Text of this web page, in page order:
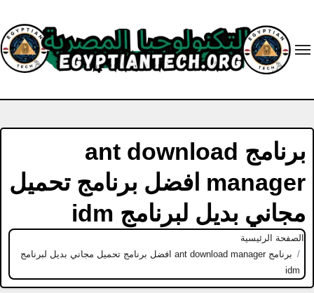
content
برنامج ant download
manager افضل برنامج تحميل
مجاني بديل لبرنامج idm
الصفحة الرئيسية
برنامج ant download manager افضل برنامج تحميل مجاني بديل لبرنامج
idm